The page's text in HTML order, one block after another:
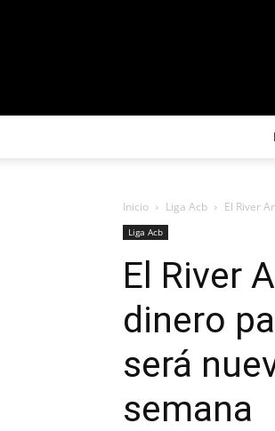
Inicio Liga Acb El River
Liga Acb
El River
dinero
será
semana